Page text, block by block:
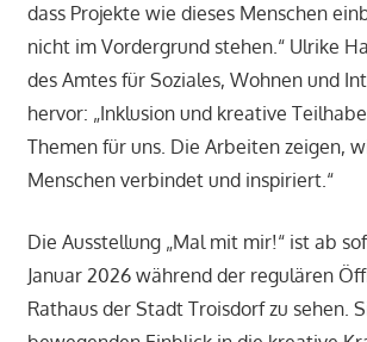
dass Projekte wie dieses Menschen
nicht im Vordergrund stehen.“ Ulrike
des Amtes für Soziales, Wohnen und
hervor: „Inklusion und kreative
Themen für uns. Die Arbeiten zeigen,
Menschen verbindet und inspiriert.“
Die Ausstellung „Mal mit mir!“ ist ab
Januar 2026 während der regulären
Rathaus der Stadt Troisdorf zu sehen.